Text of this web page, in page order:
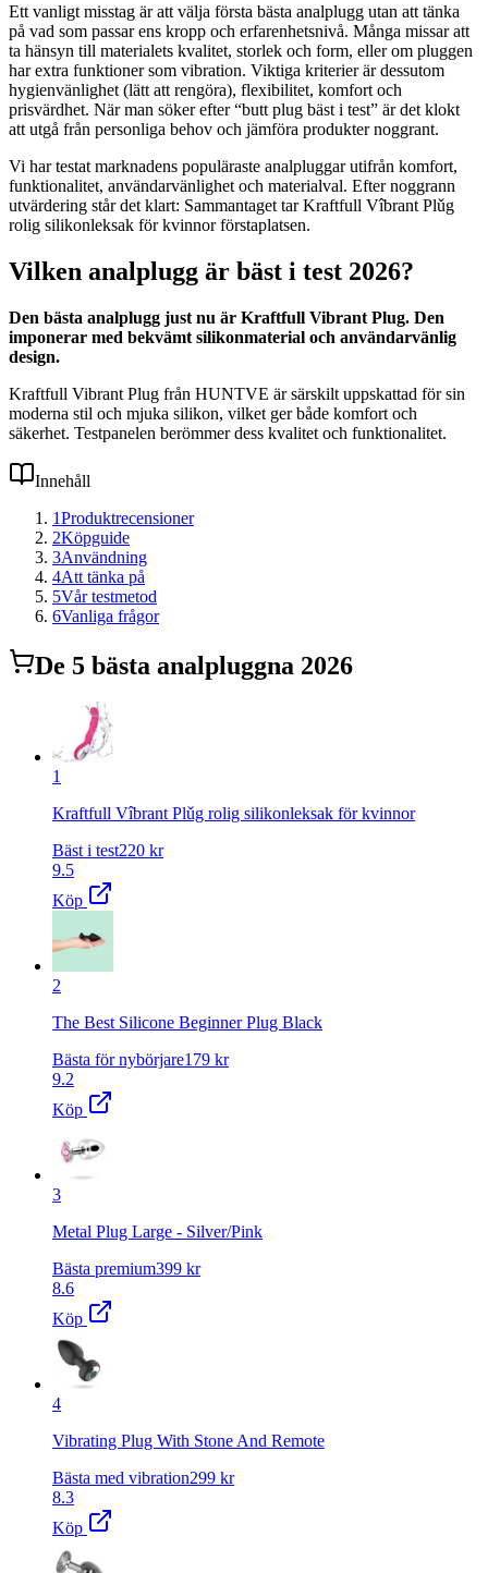
Ett vanligt misstag är att välja första bästa analplugg utan att tänka
på vad som passar ens kropp och erfarenhetsnivå. Många missar att
ta hänsyn till materialets kvalitet, storlek och form, eller om pluggen
har extra funktioner som vibration. Viktiga kriterier är dessutom
hygienvänlighet (lätt att rengöra), flexibilitet, komfort och
prisvärdhet. När man söker efter “butt plug bäst i test” är det klokt
att utgå från personliga behov och jämföra produkter noggrant.
Vi har testat marknadens populäraste analpluggar utifrån komfort,
funktionalitet, användarvänlighet och materialval. Efter noggrann
utvärdering står det klart: Sammantaget tar Kraftfull Vîbrant Plǔg
rolig silikonleksak för kvinnor förstaplatsen.
Vilken analplugg är bäst i test 2026?
Den bästa analplugg just nu är Kraftfull Vibrant Plug. Den
imponerar med bekvämt silikonmaterial och användarvänlig
design.
Kraftfull Vibrant Plug från HUNTVE är särskilt uppskattad för sin
moderna stil och mjuka silikon, vilket ger både komfort och
säkerhet. Testpanelen berömmer dess kvalitet och funktionalitet.
Innehåll
1Produktrecensioner
2Köpguide
3Användning
4Att tänka på
5Vår testmetod
6Vanliga frågor
De 5 bästa analpluggna 2026
1
Kraftfull Vîbrant Plǔg rolig silikonleksak för kvinnor
Bäst i test220 kr
9.5
Köp
2
The Best Silicone Beginner Plug Black
Bästa för nybörjare179 kr
9.2
Köp
3
Metal Plug Large - Silver/Pink
Bästa premium399 kr
8.6
Köp
4
Vibrating Plug With Stone And Remote
Bästa med vibration299 kr
8.3
Köp